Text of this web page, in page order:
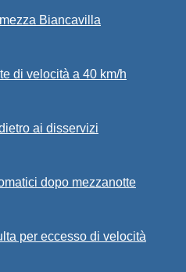
Biancavilla
di velocità a 40 km/h
ai disservizi
dopo mezzanotte
per eccesso di velocità